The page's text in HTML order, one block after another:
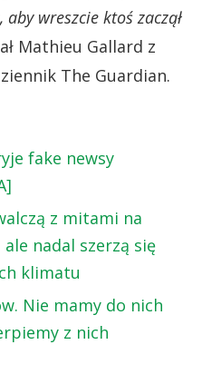
wreszcie ktoś zaczął
Mathieu Gallard z
The Guardian.
fake newsy
z mitami na
nadal szerzą się
klimatu
Nie mamy do nich
z nich